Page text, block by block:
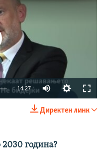
available
14:27
Директен линк
година?